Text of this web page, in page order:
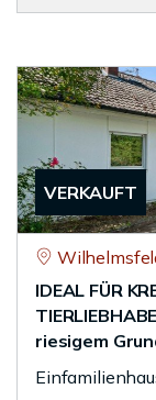
VERKAUFT
IDEAL FÜR
riesigem